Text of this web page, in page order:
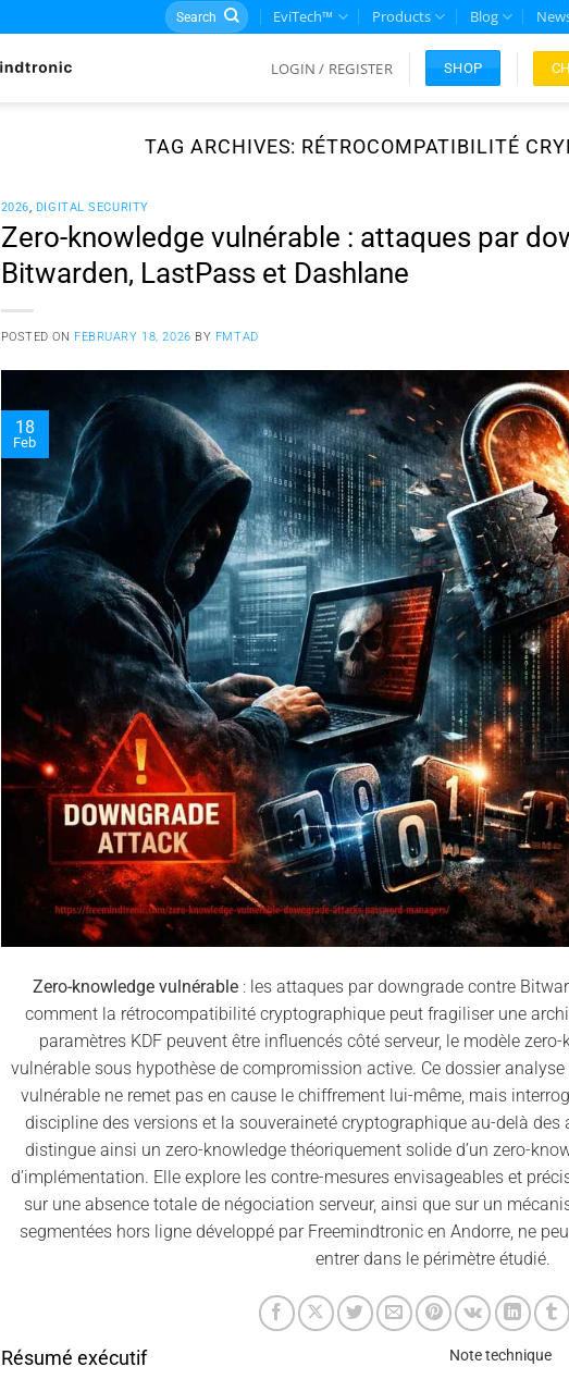
Search
for:
EviTech™ Products Blog
LOGIN / REGISTER SHOP
TAG ARCHIVES: RÉTROCOMPATIBILITÉ
2026, DIGITAL SECURITY
Zero-knowledge vulnérable : attaques par
Bitwarden, LastPass et Dashlane
POSTED ON FEBRUARY 18, 2026 BY FMTAD
18
Feb
Zero-knowledge vulnérable: les attaques par downgrade contre
comment la rétrocompatibilité cryptographique peut fragiliser une
paramètres KDF peuvent être influencés côté serveur, le modèle
vulnérable sous hypothèse de compromission active. Ce dossier
vulnérable ne remet pas en cause le chiffrement lui-même, mais
discipline des versions et la souveraineté cryptographique au-delà
distingue ainsi un zero-knowledge théoriquement solide d’un zero-
d’implémentation. Elle explore les contre-mesures envisageables et
sur une absence totale de négociation serveur, ainsi que sur un
segmentées hors ligne développé par Freemindtronic en Andorre, ne
entrer dans le périmètre étudié.
Résumé exécutif Note technique